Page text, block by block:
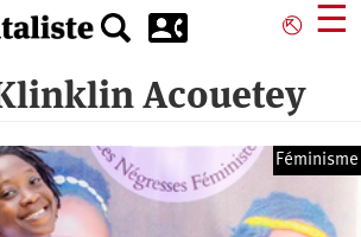
⎋ ☰
Acouetey
Féminisme